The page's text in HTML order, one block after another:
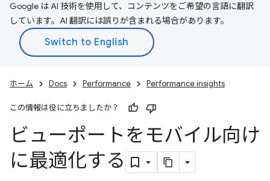
Google は AI 技術を使用して、コンテンツをご希望の言語に翻訳
しています。AI 翻訳には誤りが含まれる場合があります。
ホーム Docs Performance Performance insights
この情報は役に立ちましたか？
ビューポートをモバイル向け
に最適化する